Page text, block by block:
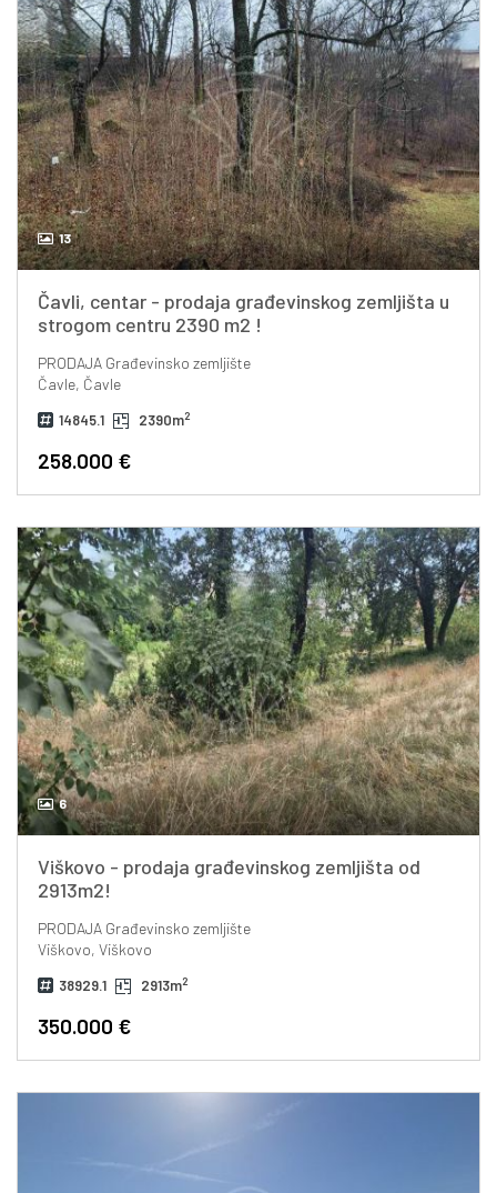
13
Čavli, centar - prodaja građevinskog zemljišta u
strogom centru 2390 m2 !
PRODAJAGrađevinsko zemljište
Čavle, Čavle
14845.1 2390m2
258.000 €
6
Viškovo - prodaja građevinskog zemljišta od
2913m2!
PRODAJAGrađevinsko zemljište
Viškovo, Viškovo
38929.1 2913m2
350.000 €